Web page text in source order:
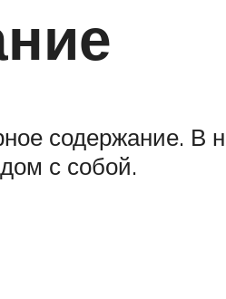
содержание. В
с собой.